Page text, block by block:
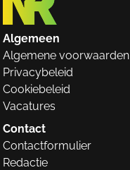
Algemeen
Algemene voorwaarden
Privacybeleid
Cookiebeleid
Vacatures
Contact
Contactformulier
Redactie